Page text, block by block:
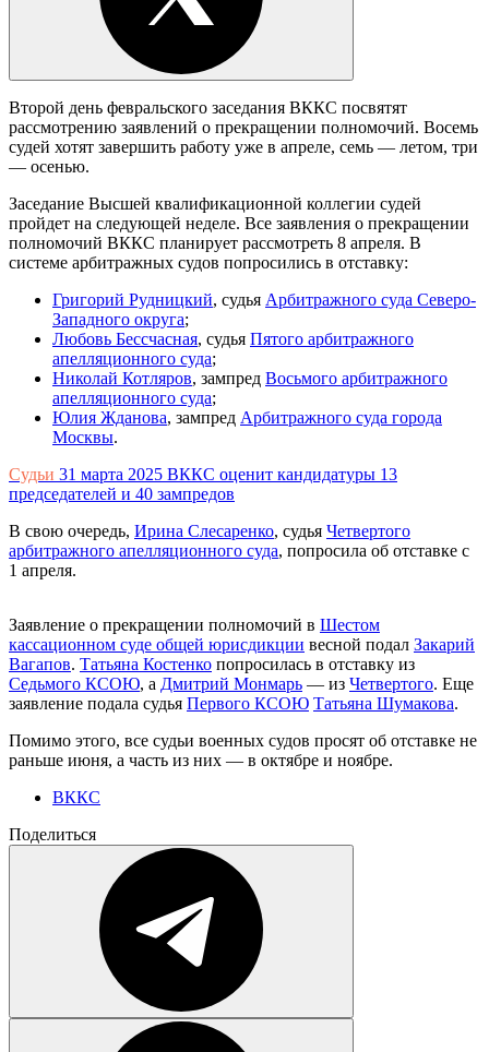
Второй день февральского заседания ВККС посвятят
рассмотрению заявлений о прекращении полномочий. Восемь
судей хотят завершить работу уже в апреле, семь — летом, три
— осенью.
Заседание Высшей квалификационной коллегии судей
пройдет на следующей неделе. Все заявления о прекращении
полномочий ВККС планирует рассмотреть 8 апреля. В
системе арбитражных судов попросились в отставку:
Григорий Рудницкий, судья Арбитражного суда Северо-
Западного округа;
Любовь Бессчасная, судья Пятого арбитражного
апелляционного суда;
Николай Котляров, зампред Восьмого арбитражного
апелляционного суда;
Юлия Жданова, зампред Арбитражного суда города
Москвы.
Судьи 31 марта 2025 ВККС оценит кандидатуры 13
председателей и 40 зампредов
В свою очередь, Ирина Слесаренко, судья Четвертого
арбитражного апелляционного суда, попросила об отставке с
1 апреля.
Заявление о прекращении полномочий в Шестом
кассационном суде общей юрисдикции весной подал Закарий
Вагапов. Татьяна Костенко попросилась в отставку из
Седьмого КСОЮ, а Дмитрий Монмарь — из Четвертого. Еще
заявление подала судья Первого КСОЮ Татьяна Шумакова.
Помимо этого, все судьи военных судов просят об отставке не
раньше июня, а часть из них — в октябре и ноябре.
ВККС
Поделиться